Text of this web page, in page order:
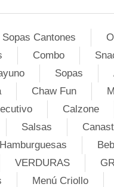
Sopas Cantones
Combo
Sopas
Chaw Fun
Calzone
Salsas
VERDURAS
Menú Criollo